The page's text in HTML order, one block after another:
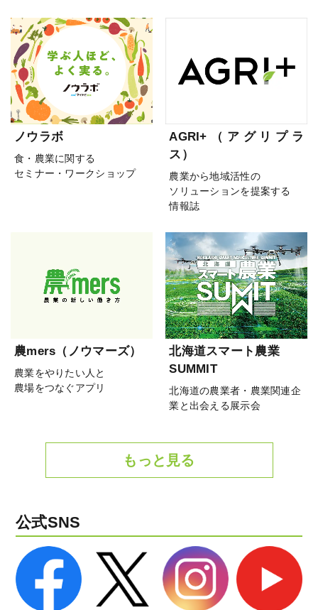
ノウラボ
食・農業に関する
セミナー・ワークショップ
AGRI+（アグリプラ
ス）
農業から地域活性の
ソリューションを提案する
情報誌
農mers（ノウマーズ）
農業をやりたい人と
農場をつなぐアプリ
北海道スマート農業
SUMMIT
北海道の農業者・農業関連企
業と出会える展示会
もっと見る
公式SNS